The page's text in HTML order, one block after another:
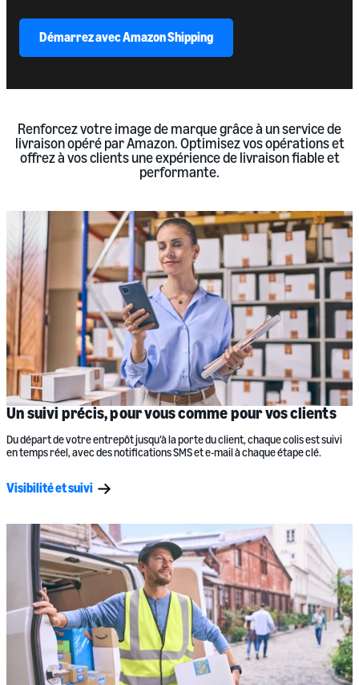
Démarrez avec Amazon Shipping
Renforcez votre image de marque grâce à un service de
livraison opéré par Amazon. Optimisez vos opérations et
offrez à vos clients une expérience de livraison fiable et
performante.
Un suivi précis, pour vous comme pour vos clients
Du départ de votre entrepôt jusqu’à la porte du client, chaque colis est suivi
en temps réel, avec des notifications SMS et e-mail à chaque étape clé.
Visibilité et suivi